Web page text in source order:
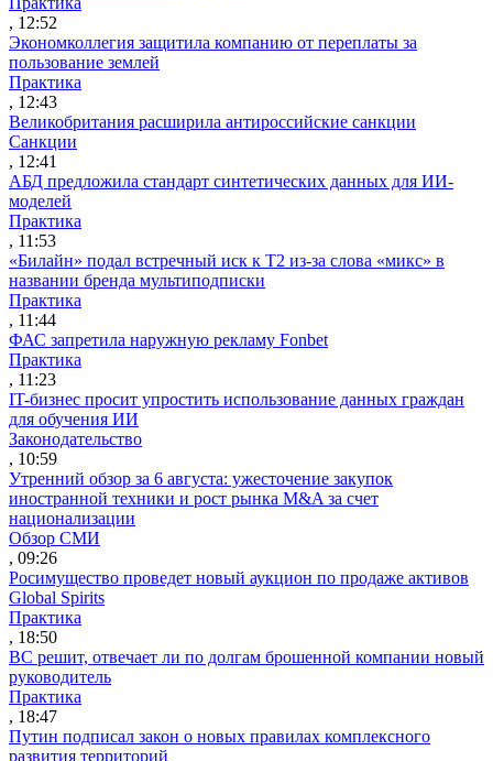
, 12:52
Экономколлегия защитила компанию от переплаты за
пользование землей
Практика
, 12:43
Великобритания расширила антироссийские санкции
Санкции
, 12:41
АБД предложила стандарт синтетических данных для ИИ-
моделей
Практика
, 11:53
«Билайн» подал встречный иск к Т2 из-за слова «микс» в
названии бренда мультиподписки
Практика
, 11:44
ФАС запретила наружную рекламу Fonbet
Практика
, 11:23
IT-бизнес просит упростить использование данных граждан
для обучения ИИ
Законодательство
, 10:59
Утренний обзор за 6 августа: ужесточение закупок
иностранной техники и рост рынка M&A за счет
национализации
Обзор СМИ
, 09:26
Росимущество проведет новый аукцион по продаже активов
Global Spirits
Практика
, 18:50
ВС решит, отвечает ли по долгам брошенной компании новый
руководитель
Практика
, 18:47
Путин подписал закон о новых правилах комплексного
развития территорий